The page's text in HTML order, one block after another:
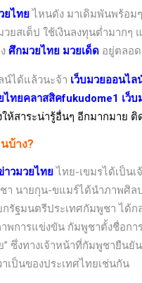
ยไทยไหนดัง มาเดิมพันพร้อม
ยสเต็ป ใช้เงินลงทุนต่ำมาก
ศึกมวยไทย มวยเด็ด อยู่ตลอ
น์ได้แล้วนะจ้า เว็บมวยออนไล
ไทยคลาสสิคfukudome1 เว็
ห้สาระน่ารู้อื่นๆ อีกมากมาย
บ้าง?
าวมวยไทย ไทย-เขมรได้เป็น
า นายกุน-ขแมร์ได้นำภาพศิ
รัฐมนตรีประเทศกัมพูชา ได้ก
พการแข่งขัน กัมพูชาตั้งชื่อก
ซึ่งทางเจ้าหน้าที่กัมพูชายืนยั
เป็นของประเทศไทยเช่นกัน